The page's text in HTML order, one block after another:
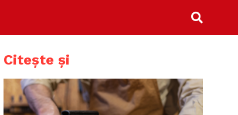
Citește și